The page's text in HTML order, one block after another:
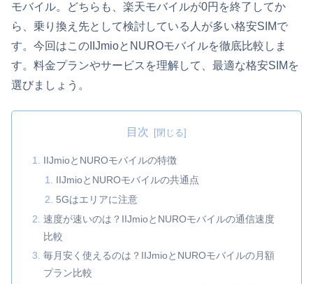
モバイル。どちらも、楽天モバイルが0円を終了してか
ら、乗り換え先として検討している人が多い格安SIMで
す。今回はこのIIJmioとNUROモバイルを徹底比較しま
す。料金プランやサービスを理解して、最適な格安SIMを
選びましょう。
目次
IIJmioとNUROモバイルの特徴
IIJmioとNUROモバイルの共通点
5Gはエリアに注意
速度が速いのは？IIJmioとNUROモバイルの通信速度
比較
毎月安く使えるのは？IIJmioとNUROモバイルの月額
プラン比較